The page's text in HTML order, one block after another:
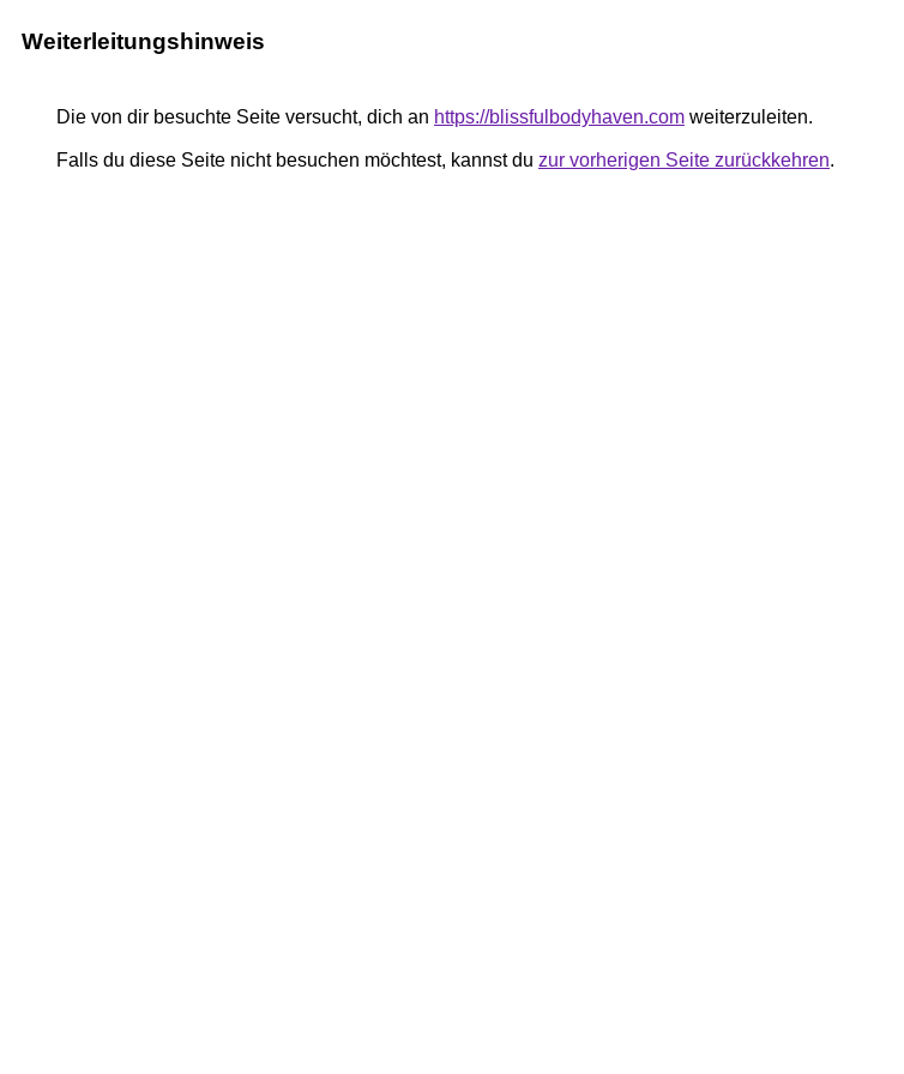
Weiterleitungshinweis
Die von dir besuchte Seite versucht, dich an https://blissfulbodyhaven.com weiterzuleiten.
Falls du diese Seite nicht besuchen möchtest, kannst du zur vorherigen Seite zurückkehren.